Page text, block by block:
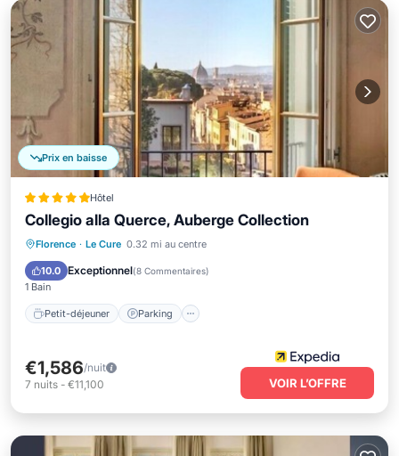
Prix en baisse
Hôtel
Collegio alla Querce, Auberge Collection
Florence · Le Cure 0.32 mi au centre
10.0 Exceptionnel(8 Commentaires)
1 Bain
Petit-déjeuner Parking
Petit-déjeuner Parking
Spa
€1,586/nuit
7 nuits - €11,100 VOIR L’OFFRE